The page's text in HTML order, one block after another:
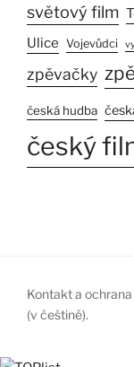
světový film
Ulice Vojevůdci
zpěvačky
česká hudba
český
Kontakt a
(v češtině).